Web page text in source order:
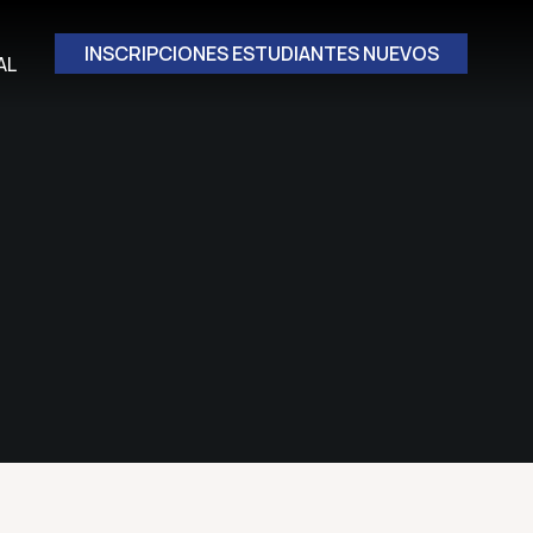
INSCRIPCIONES ESTUDIANTES NUEVOS